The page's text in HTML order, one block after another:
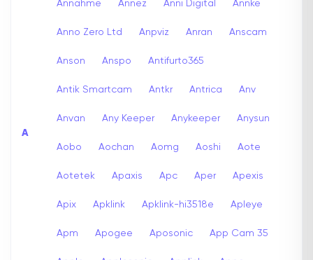
A
Annahme Annez Anni Digital Annke
Anno Zero Ltd Anpviz Anran Anscam
Anson Anspo Antifurto365
Antik Smartcam Antkr Antrica Anv
Anvan Any Keeper Anykeeper Anysun
Aobo Aochan Aomg Aoshi Aote
Aotetek Apaxis Apc Aper Apexis
Apix Apklink Apklink-hi3518e Apleye
Apm Apogee Aposonic App Cam 35